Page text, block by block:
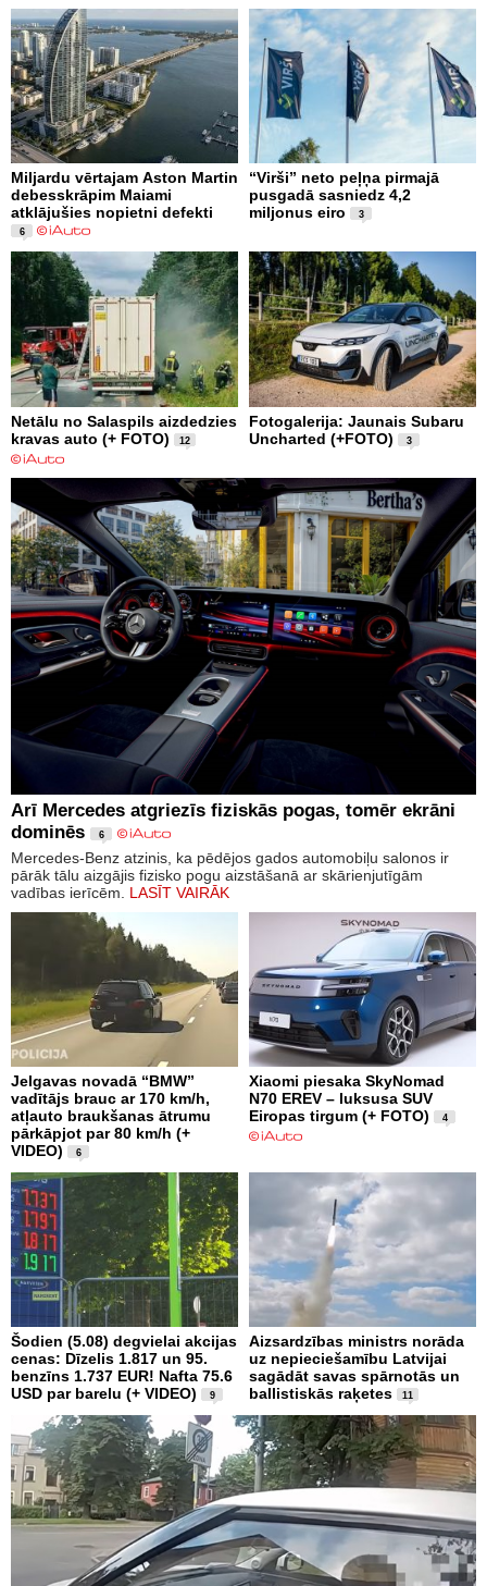
Miljardu vērtajam Aston Martin
debesskrāpim Maiami
atklājušies nopietni defekti
6
“Virši” neto peļņa pirmajā
pusgadā sasniedz 4,2
miljonus eiro
3
Netālu no Salaspils aizdedzies
kravas auto (+ FOTO)
12
Fotogalerija: Jaunais Subaru
Uncharted (+FOTO)
3
Arī Mercedes atgriezīs fiziskās pogas, tomēr ekrāni
dominēs
6
Mercedes-Benz atzinis, ka pēdējos gados automobiļu salonos ir
pārāk tālu aizgājis fizisko pogu aizstāšanā ar skārienjutīgām
vadības ierīcēm. LASĪT VAIRĀK
Jelgavas novadā “BMW”
vadītājs brauc ar 170 km/h,
atļauto braukšanas ātrumu
pārkāpjot par 80 km/h (+
VIDEO)
6
Xiaomi piesaka SkyNomad
N70 EREV – luksusa SUV
Eiropas tirgum (+ FOTO)
4
Šodien (5.08) degvielai akcijas
cenas: Dīzelis 1.817 un 95.
benzīns 1.737 EUR! Nafta 75.6
USD par barelu (+ VIDEO)
9
Aizsardzības ministrs norāda
uz nepieciešamību Latvijai
sagādāt savas spārnotās un
ballistiskās raķetes
11